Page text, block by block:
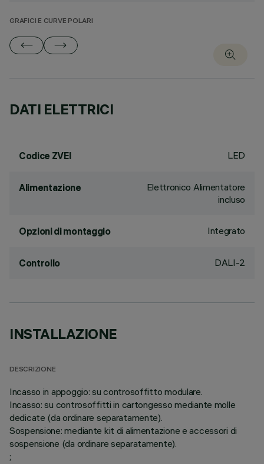
GRAFICI E CURVE POLARI
DATI ELETTRICI
Codice ZVEI LED
Alimentazione
Elettronico Alimentatore
incluso
Opzioni di montaggio Integrato
Controllo DALI-2
INSTALLAZIONE
DESCRIZIONE
Incasso in appoggio: su controsoffitto modulare.
Incasso: su controsoffitti in cartongesso mediante molle
dedicate (da ordinare separatamente).
Sospensione: mediante kit di alimentazione e accessori di
sospensione (da ordinare separatamente).
;